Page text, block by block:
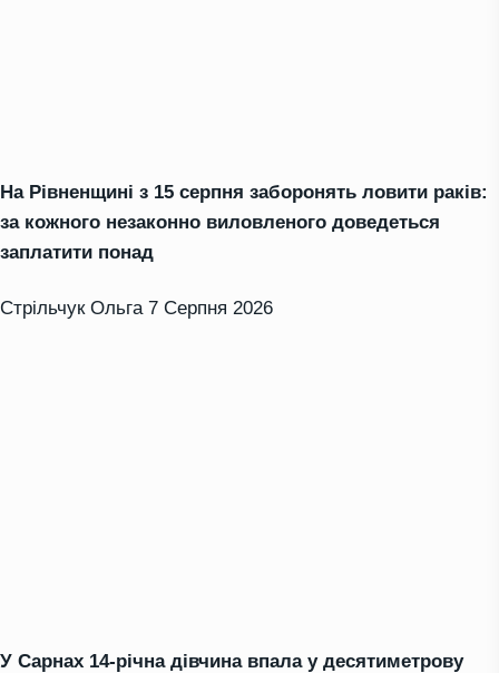
На Рівненщині з 15 серпня заборонять ловити раків:
за кожного незаконно виловленого доведеться
заплатити понад
Стрільчук Ольга 7 Серпня 2026
У Сарнах 14-річна дівчина впала у десятиметрову